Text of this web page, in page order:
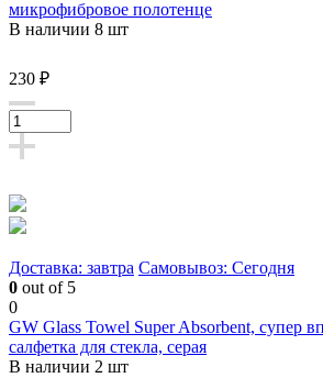
микрофибровое полотенце
В наличии 8 шт
230 ₽
Доставка: завтра Самовывоз: Сегодня
0 out of 5
0
GW Glass Towel Super Absorbent, супер
салфетка для стекла, серая
В наличии 2 шт